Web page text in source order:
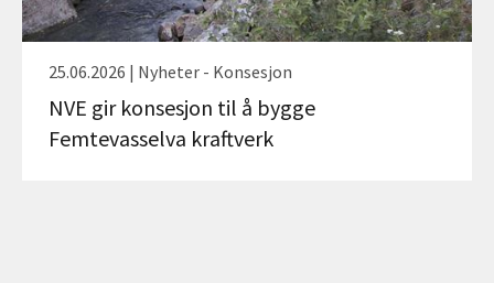
25.06.2026 | Nyheter - Konsesjon
NVE gir konsesjon til å bygge
Femtevasselva kraftverk